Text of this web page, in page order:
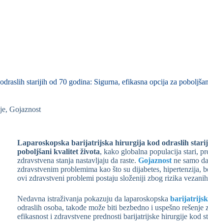
starijih od 70 godina: Sigurna, efikasna opcija za
, Gojaznost
Laparoskopska barijatrijska hirurgija kod odraslih
poboljšani kvalitet života, kako globalna populacija stari,
zdravstvena stanja nastavljaju da raste. Gojaznost ne samo
zdravstvenim problemima kao što su dijabetes, hipertenzija,
ovi zdravstveni problemi postaju složeniji zbog rizika
Nedavna istraživanja pokazuju da laparoskopska
odraslih osoba, takođe može biti bezbedno i uspešno
efikasnost i zdravstvene prednosti barijatrijske hirurgije kod